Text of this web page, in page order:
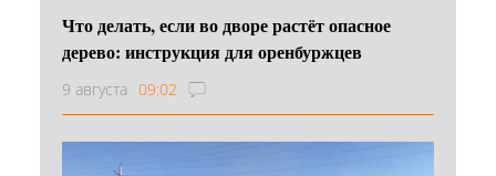
Что делать, если во дворе растёт опасное
дерево: инструкция для оренбуржцев
9 августа 09:02